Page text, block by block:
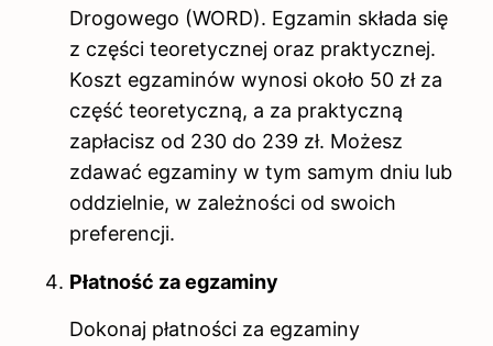
Drogowego (WORD). Egzamin składa się
z części teoretycznej oraz praktycznej.
Koszt egzaminów wynosi około 50 zł za
część teoretyczną, a za praktyczną
zapłacisz od 230 do 239 zł. Możesz
zdawać egzaminy w tym samym dniu lub
oddzielnie, w zależności od swoich
preferencji.
Płatność za egzaminy
Dokonaj płatności za egzaminy